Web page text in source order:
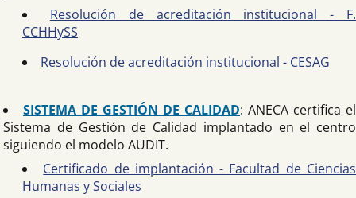
Resolución de acreditación institucional - F.
CCHHySS
Resolución de acreditación institucional - CESAG
SISTEMA DE GESTIÓN DE CALIDAD: ANECA certifica el
Sistema de Gestión de Calidad implantado en el centro
siguiendo el modelo AUDIT.
Certificado de implantación - Facultad de Ciencias
Humanas y Sociales